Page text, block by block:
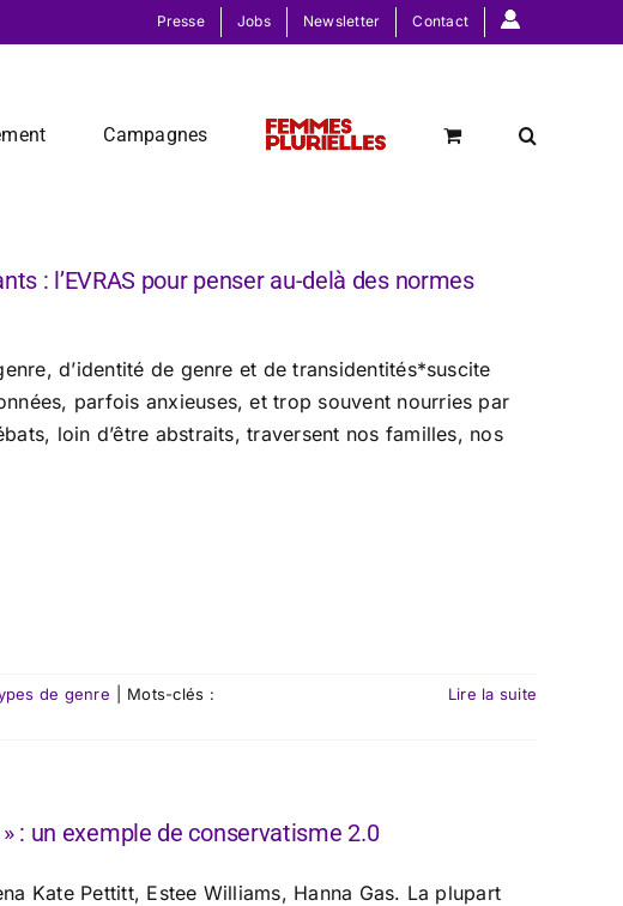
Presse Jobs Newsletter Contact
Campagnes
: l’EVRAS pour penser au-delà des normes
d’identité de genre et de transidentités*suscite
parfois anxieuses, et trop souvent nourries par
loin d’être abstraits, traversent nos familles, nos
de genre
Mots-clés :
Lire la suite
: un exemple de conservatisme 2.0
Kate Pettitt, Estee Williams, Hanna Gas. La plupart